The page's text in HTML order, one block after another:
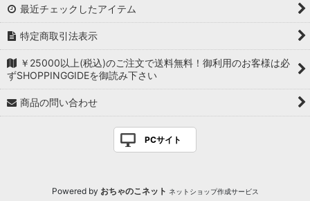
最近チェックしたアイテム
特定商取引法表示
￥25000以上(税込)のご注文で送料無料！御利用のお客様は必
ずSHOPPINGGIDEを御読み下さい
商品の問い合わせ
PCサイト
Powered by おちゃのこネット ネットショップ作成サービス